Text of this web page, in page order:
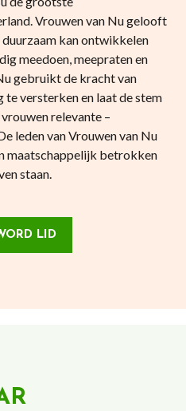
Vrouwen van Nu gelooft
duurzaam kan ontwikkelen
meedoen, meepraten en
gebruikt de kracht van
versterken en laat de stem
relevante –
leden van Vrouwen van Nu
maatschappelijk betrokken
staan.
LID